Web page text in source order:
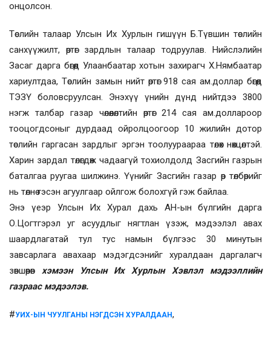
онцолсон.
Төслийн талаар Улсын Их Хурлын гишүүн Б.Түвшин төслийн
санхүүжилт, өртөг зардлын талаар тодруулав. Нийслэлийн
Засаг дарга бөгөөд Улаанбаатар хотын захирагч Х.Нямбаатар
хариултдаа, Төслийн замын нийт өртөг 918 сая ам.доллар бөгөөд
ТЭЗҮ боловсруулсан. Энэхүү үнийн дүнд нийтдээ 3800
нэгж талбар газар чөлөөлөлтийн өртөг 214 сая ам.доллароор
тооцогдсоныг дурдаад ойролцоогоор 10 жилийн дотор
төслийн гаргасан зардлыг эргэн тоолуураараа төлөх нөхцөлтэй.
Харин зардал төлөгдөж чадаагүй тохиолдолд Засгийн газрын
баталгаа руугаа шилжинэ. Үүнийг Засгийн газар өр төлбөрийг
нь төлнө гэсэн агуулгаар ойлгож болохгүй гэж байлаа.
Энэ үеэр Улсын Их Хурал дахь АН-ын бүлгийн дарга
О.Цогтгэрэл уг асуудлыг нягтлан үзэж, мэдээлэл авах
шаардлагатай тул тус намын бүлгээс 30 минутын
завсарлага авахаар мэдэгдсэнийг хуралдаан даргалагч
зөвшөөрөвхэмээн Улсын Их Хурлын Хэвлэл мэдээллийн
газраас мэдээлэв.
#УИХ-ЫН ЧУУЛГАНЫ НЭГДСЭН ХУРАЛДААН,